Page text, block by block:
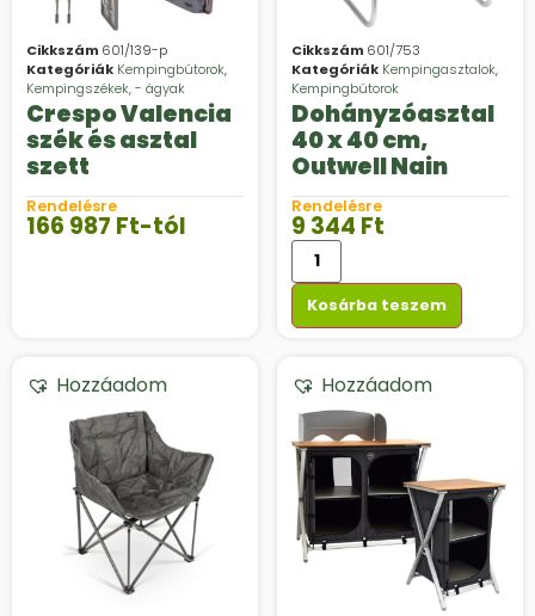
Cikkszám 601/139-p
Kategóriák Kempingbútorok,
Kempingszékek, - ágyak
Crespo Valencia
szék és asztal
szett
Rendelésre
166 987 Ft-tól
Cikkszám 601/753
Kategóriák Kempingasztalok,
Kempingbútorok
Dohányzóasztal
40 x 40 cm,
Outwell Nain
Rendelésre
9 344 Ft
Kosárba teszem
Hozzáadom Hozzáadom